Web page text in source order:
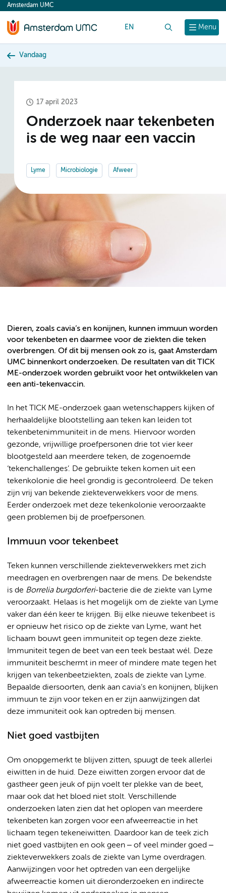
content
Menu
Amsterdam UMC
EN
Vandaag
17 april 2023
Onderzoek naar tekenbeten
is de weg naar een vaccin
Lyme Microbiologie Afweer
Dieren, zoals cavia’s en konijnen, kunnen immuun worden
voor tekenbeten en daarmee voor de ziekten die teken
overbrengen. Of dit bij mensen ook zo is, gaat Amsterdam
UMC binnenkort onderzoeken. De resultaten van dit TICK
ME-onderzoek worden gebruikt voor het ontwikkelen van
een anti-tekenvaccin.
In het TICK ME-onderzoek gaan wetenschappers kijken of
herhaaldelijke blootstelling aan teken kan leiden tot
tekenbetenimmuniteit in de mens. Hiervoor worden
gezonde, vrijwillige proefpersonen drie tot vier keer
blootgesteld aan meerdere teken, de zogenoemde
‘tekenchallenges’. De gebruikte teken komen uit een
tekenkolonie die heel grondig is gecontroleerd. De teken
zijn vrij van bekende ziekteverwekkers voor de mens.
Eerder onderzoek met deze tekenkolonie veroorzaakte
geen problemen bij de proefpersonen.
Immuun voor tekenbeet
Teken kunnen verschillende ziekteverwekkers met zich
meedragen en overbrengen naar de mens. De bekendste
is de Borrelia burgdorferi-bacterie die de ziekte van Lyme
veroorzaakt. Helaas is het mogelijk om de ziekte van Lyme
vaker dan één keer te krijgen. Bij elke nieuwe tekenbeet is
er opnieuw het risico op de ziekte van Lyme, want het
lichaam bouwt geen immuniteit op tegen deze ziekte.
Immuniteit tegen de beet van een teek bestaat wél. Deze
immuniteit beschermt in meer of mindere mate tegen het
krijgen van tekenbeetziekten, zoals de ziekte van Lyme.
Bepaalde diersoorten, denk aan cavia’s en konijnen, blijken
immuun te zijn voor teken en er zijn aanwijzingen dat
deze immuniteit ook kan optreden bij mensen.
Niet goed vastbijten
Om onopgemerkt te blijven zitten, spuugt de teek allerlei
eiwitten in de huid. Deze eiwitten zorgen ervoor dat de
gastheer geen jeuk of pijn voelt ter plekke van de beet,
maar ook dat het bloed niet stolt. Verschillende
onderzoeken laten zien dat het oplopen van meerdere
tekenbeten kan zorgen voor een afweerreactie in het
lichaam tegen tekeneiwitten. Daardoor kan de teek zich
niet goed vastbijten en ook geen ‒ of veel minder goed ‒
ziekteverwekkers zoals de ziekte van Lyme overdragen.
Aanwijzingen voor het optreden van een dergelijke
afweerreactie komen uit dieronderzoeken en indirecte